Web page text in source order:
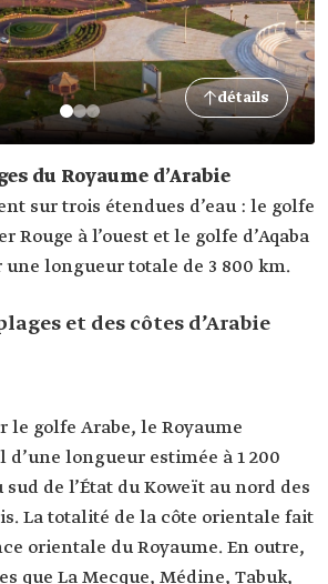
détails
du Royaume d’Arabie
sur trois étendues d’eau : le golfe
Rouge à l’ouest et le golfe d’Aqaba
une longueur totale de 3 800 km.
et des côtes d’Arabie
le golfe Arabe, le Royaume
longueur estimée à 1 200
sud de l’État du Koweït au nord des
La totalité de la côte orientale fait
orientale du Royaume. En outre,
que La Mecque, Médine, Tabuk,